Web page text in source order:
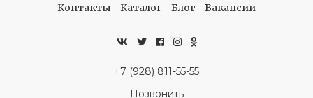
Контакты
Каталог Блог Вакансии
+7 (928) 811-55-55
Позвонить